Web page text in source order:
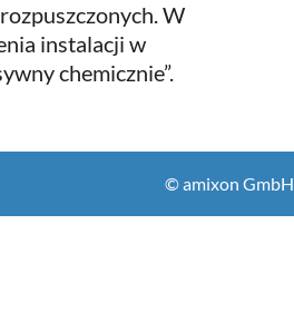
W
instalacji w
chemicznie”.
© amixon GmbH